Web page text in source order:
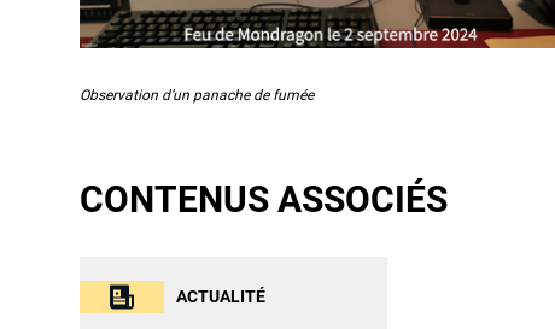
Observation d’un panache de fumée
CONTENUS ASSOCIÉS
ACTUALITÉ